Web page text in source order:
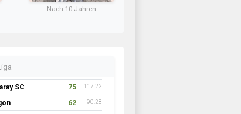
Nach 10 Jahren
SC 75 117:22
62 90:28